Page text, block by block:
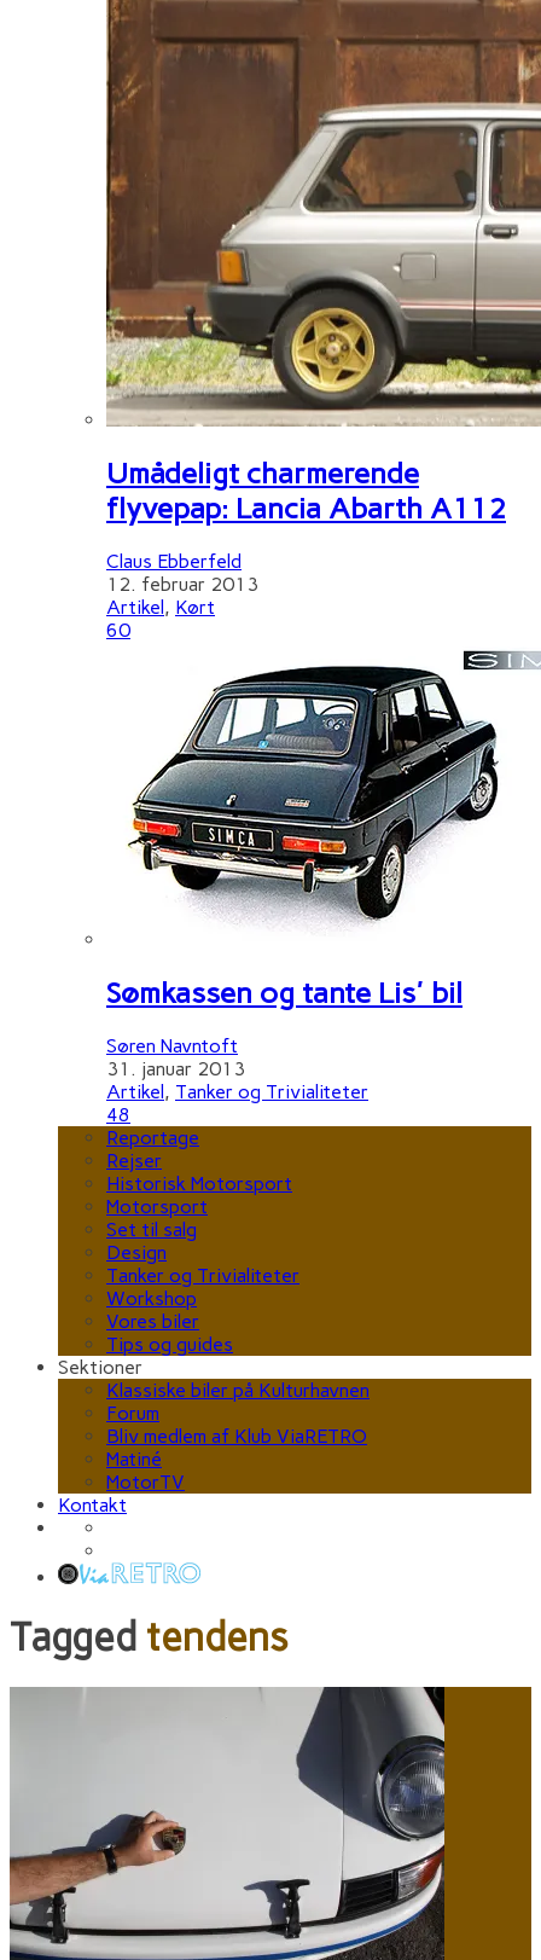
Umådeligt charmerende
flyvepap: Lancia Abarth A112
Claus Ebberfeld
12. februar 2013
Artikel, Kørt
60
Sømkassen og tante Lis' bil
Søren Navntoft
31. januar 2013
Artikel, Tanker og Trivialiteter
48
Reportage
Rejser
Historisk Motorsport
Motorsport
Set til salg
Design
Tanker og Trivialiteter
Workshop
Vores biler
Tips og guides
Sektioner
Klassiske biler på Kulturhavnen
Forum
Bliv medlem af Klub ViaRETRO
Matiné
MotorTV
Kontakt
Tagged tendens